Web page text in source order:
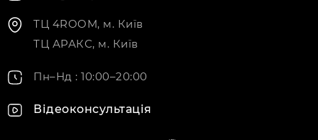
ТЦ 4ROOM, м. Київ
ТЦ АРАКС, м. Київ
Пн–Нд : 10:00–20:00
Відеоконсультація